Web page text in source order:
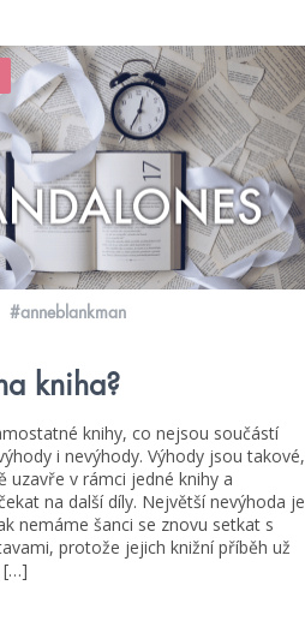
#anneblankman
kniha?
knihy, co nejsou součástí
i nevýhody. Výhody jsou takové,
uzavře v rámci jedné knihy a
na další díly. Největší nevýhoda je
nemáme šanci se znovu setkat s
protože jejich knižní příběh už
[…]